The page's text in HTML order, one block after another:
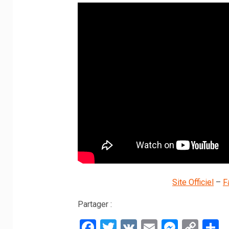
Site Officiel –
Partager :